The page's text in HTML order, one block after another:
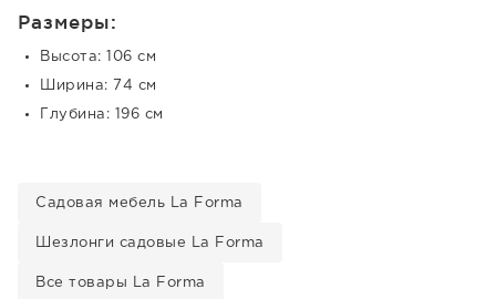
Размеры:
Высота: 106 см
Ширина: 74 см
Глубина: 196 см
Садовая мебель La Forma
Шезлонги садовые La Forma
Все товары La Forma